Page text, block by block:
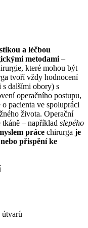
a léčbou
metodami –
které mohou být
tvoří vždy hodnocení
s dalšími obory) s
operačního postupu,
o pacienta ve spolupráci
života. Operační
– například slepého
práce chirurga je
přispění ke